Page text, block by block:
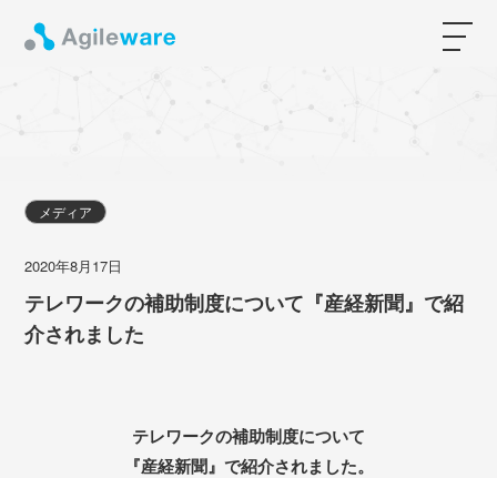
メディア
2020年8月17日
テレワークの補助制度について『産経新聞』で紹
介されました
テレワークの補助制度について
『産経新聞』で紹介されました。